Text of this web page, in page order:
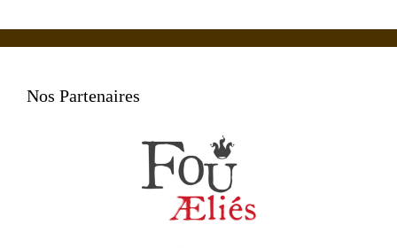
Nos Partenaires